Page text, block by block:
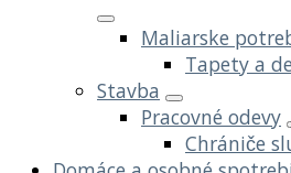
Maliarske
Tapety a
Stavba
Pracovné odevy
Chrániče